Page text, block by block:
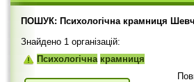
ПОШУК: Психологічна крамниця
Знайдено 1 організацій:
Психологічна крамниця